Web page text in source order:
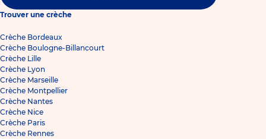
Trouver une crèche
Crèche Bordeaux
Crèche Boulogne-Billancourt
Crèche Lille
Crèche Lyon
Crèche Marseille
Crèche Montpellier
Crèche Nantes
Crèche Nice
Crèche Paris
Crèche Rennes